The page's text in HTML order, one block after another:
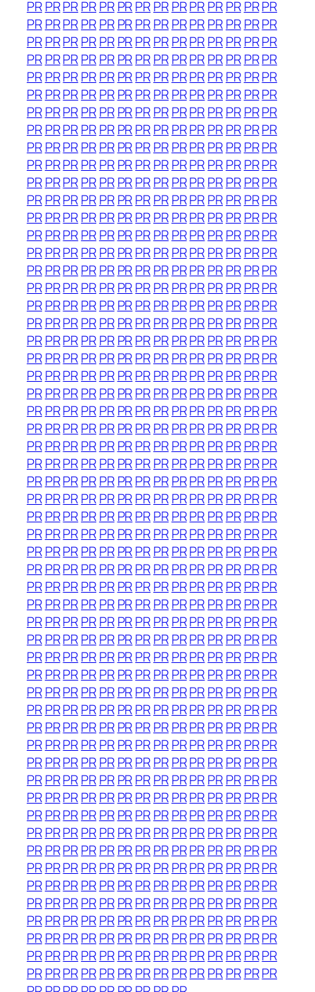
PRPRPRPRPR PRPRPRPRPRPRPR PRPR
PRPRPRPRPR PRPRPRPRPRPRPR PRPR
PRPRPRPRPR PRPRPRPRPRPRPR PRPR
PRPRPRPRPR PRPRPRPRPRPRPR PRPR
PRPRPRPRPR PRPRPRPRPRPRPR PRPR
PRPRPRPRPR PRPRPRPRPRPRPR PRPR
PRPRPRPRPR PRPRPRPRPRPRPR PRPR
PRPRPRPRPR PRPRPRPRPRPRPR PRPR
PRPRPRPRPR PRPRPRPRPRPRPR PRPR
PRPRPRPRPR PRPRPRPRPRPRPR PRPR
PRPRPRPRPR PRPRPRPRPRPRPR PRPR
PRPRPRPRPR PRPRPRPRPRPRPR PRPR
PRPRPRPRPR PRPRPRPRPRPRPR PRPR
PRPRPRPRPR PRPRPRPRPRPRPR PRPR
PRPRPRPRPR PRPRPRPRPRPRPR PRPR
PRPRPRPRPR PRPRPRPRPRPRPR PRPR
PRPRPRPRPR PRPRPRPRPRPRPR PRPR
PRPRPRPRPR PRPRPRPRPRPRPR PRPR
PRPRPRPRPR PRPRPRPRPRPRPR PRPR
PRPRPRPRPR PRPRPRPRPRPRPR PRPR
PRPRPRPRPR PRPRPRPRPRPRPR PRPR
PRPRPRPRPR PRPRPRPRPRPRPR PRPR
PRPRPRPRPR PRPRPRPRPRPRPR PRPR
PRPRPRPRPR PRPRPRPRPRPRPR PRPR
PRPRPRPRPR PRPRPRPRPRPRPR PRPR
PRPRPRPRPR PRPRPRPRPRPRPR PRPR
PRPRPRPRPR PRPRPRPRPRPRPR PRPR
PRPRPRPRPR PRPRPRPRPRPRPR PRPR
PRPRPRPRPR PRPRPRPRPRPRPR PRPR
PRPRPRPRPR PRPRPRPRPRPRPR PRPR
PRPRPRPRPR PRPRPRPRPRPRPR PRPR
PRPRPRPRPR PRPRPRPRPRPRPR PRPR
PRPRPRPRPR PRPRPRPRPRPRPR PRPR
PRPRPRPRPR PRPRPRPRPRPRPR PRPR
PRPRPRPRPR PRPRPRPRPRPRPR PRPR
PRPRPRPRPR PRPRPRPRPRPRPR PRPR
PRPRPRPRPR PRPRPRPRPRPRPR PRPR
PRPRPRPRPR PRPRPRPRPRPRPR PRPR
PRPRPRPRPR PRPRPRPRPRPRPR PRPR
PRPRPRPRPR PRPRPRPRPRPRPR PRPR
PRPRPRPRPR PRPRPRPRPRPRPR PRPR
PRPRPRPRPR PRPRPRPRPRPRPR PRPR
PRPRPRPRPR PRPRPRPRPRPRPR PRPR
PRPRPRPRPR PRPRPRPRPRPRPR PRPR
PRPRPRPRPR PRPRPRPRPRPRPR PRPR
PRPRPRPRPR PRPRPRPRPRPRPR PRPR
PRPRPRPRPR PRPRPRPRPRPRPR PRPR
PRPRPRPRPR PRPRPRPRPRPRPR PRPR
PRPRPRPRPR PRPRPRPRPRPRPR PRPR
PRPRPRPRPR PRPRPRPRPRPRPR PRPR
PRPRPRPRPR PRPRPRPRPRPRPR PRPR
PRPRPRPRPR PRPRPRPRPRPRPR PRPR
PRPRPRPRPR PRPRPRPRPRPRPR PRPR
PRPRPRPRPR PRPRPRPRPRPRPR PRPR
PRPRPRPRPR PRPRPRPRPRPRPR PRPR
PRPRPRPRPR PRPRPRPRPRPRPR PRPR